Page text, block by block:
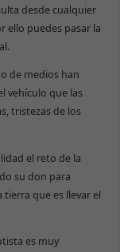
desde cualquier
ello puedes pasar la
de medios han
vehículo que las
tristezas de los
el reto de la
su don para
que es llevar el
es muy